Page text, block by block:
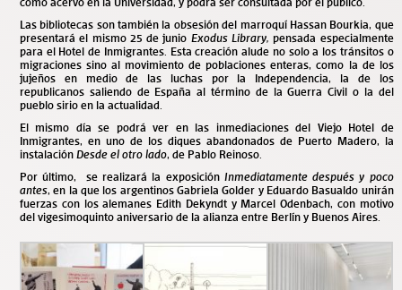
Las bibliotecas son también la obsesión del marroquí Hassan Bourkia, que
presentará el mismo 25 de junio Exodus Library, pensada especialmente
para el Hotel de Inmigrantes. Esta creación alude no solo a los tránsitos o
migraciones sino al movimiento de poblaciones enteras, como la de los
jujeños en medio de las luchas por la Independencia, la de los
republicanos saliendo de España al término de la Guerra Civil o la del
pueblo sirio en la actualidad.
El mismo día se podrá ver en las inmediaciones del Viejo Hotel de
Inmigrantes, en uno de los diques abandonados de Puerto Madero, la
instalación Desde el otro lado, de Pablo Reinoso.
Por último, se realizará la exposición Inmediatamente después y poco
antes, en la que los argentinos Gabriela Golder y Eduardo Basualdo unirán
fuerzas con los alemanes Edith Dekyndt y Marcel Odenbach, con motivo
del vigesimoquinto aniversario de la alianza entre Berlín y Buenos Aires.